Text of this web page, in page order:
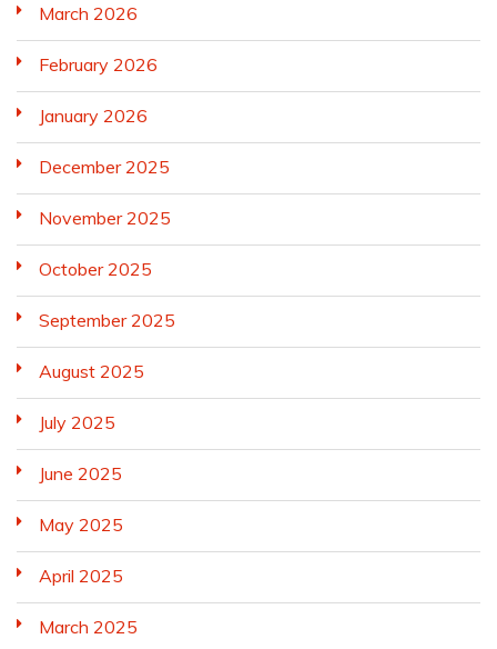
March 2026
February 2026
January 2026
December 2025
November 2025
October 2025
September 2025
August 2025
July 2025
June 2025
May 2025
April 2025
March 2025